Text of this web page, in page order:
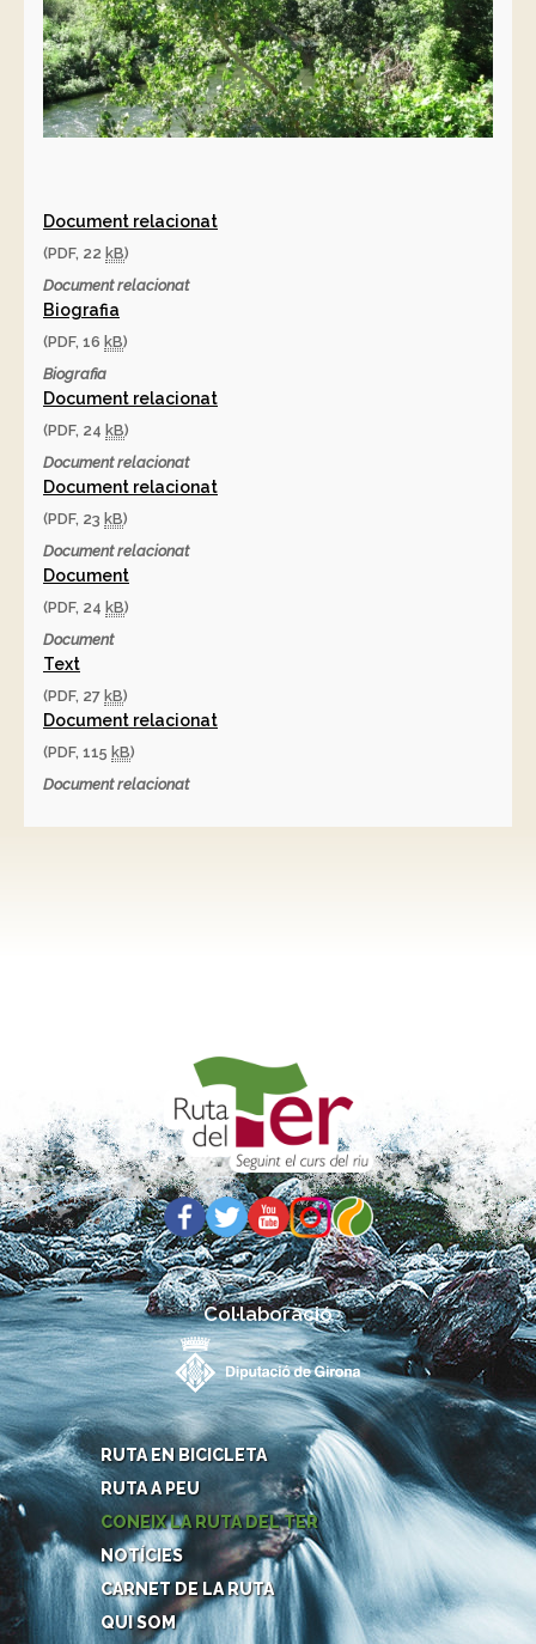
Document relacionat
(PDF, 22 kB)
Document relacionat
Biografia
(PDF, 16 kB)
Biografia
Document relacionat
(PDF, 24 kB)
Document relacionat
Document relacionat
(PDF, 23 kB)
Document relacionat
Document
(PDF, 24 kB)
Document
Text
(PDF, 27 kB)
Document relacionat
(PDF, 115 kB)
Document relacionat
Col·laboració
RUTA EN BICICLETA
RUTA A PEU
CONEIX LA RUTA DEL TER
NOTÍCIES
CARNET DE LA RUTA
QUI SOM